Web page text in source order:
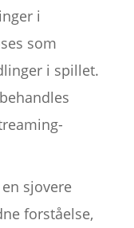
i
som
i spillet.
sjovere
forståelse,